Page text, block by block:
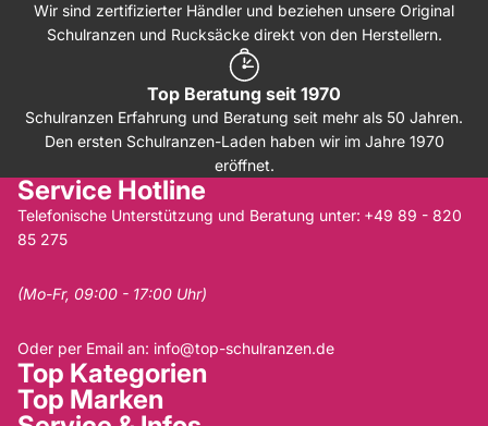
Wir sind zertifizierter Händler und beziehen unsere Original
Schulranzen und Rucksäcke direkt von den Herstellern.
Top Beratung seit 1970
Schulranzen Erfahrung und Beratung seit mehr als 50 Jahren.
Den ersten Schulranzen-Laden haben wir im Jahre 1970
eröffnet.
Service Hotline
Telefonische Unterstützung und Beratung unter: +49 89 - 820
85 275
(Mo-Fr, 09:00 - 17:00 Uhr)
Oder per Email an: info@top-schulranzen.de
Top Kategorien
Top Marken